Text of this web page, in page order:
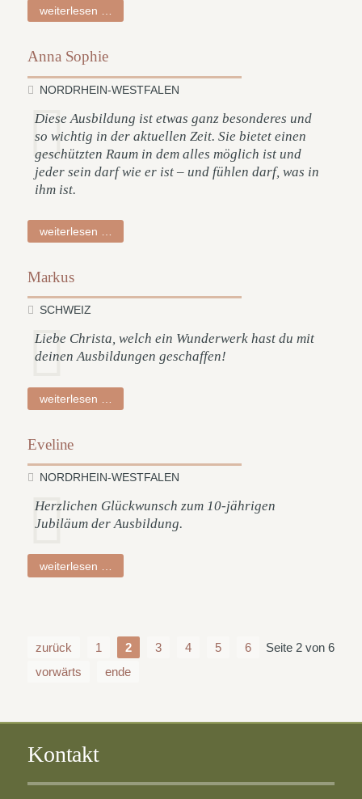
weiterlesen …
Anna Sophie
NORDRHEIN-WESTFALEN
Diese Ausbildung ist etwas ganz besonderes und
so wichtig in der aktuellen Zeit. Sie bietet einen
geschützten Raum in dem alles möglich ist und
jeder sein darf wie er ist – und fühlen darf, was in
ihm ist.
weiterlesen …
sophie
Markus
SCHWEIZ
Liebe Christa, welch ein Wunderwerk hast du mit
deinen Ausbildungen geschaffen!
weiterlesen …
Eveline
NORDRHEIN-WESTFALEN
Herzlichen Glückwunsch zum 10-jährigen
Jubiläum der Ausbildung.
weiterlesen …
Seite 2 von 6
zurück 1 2 3 4 5
6
vorwärts
ende
Kontakt